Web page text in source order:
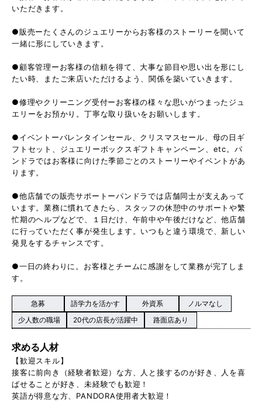
いただきます。
●販売ーたくさんのジュエリーからお客様のストーリーを聞いて
一緒に形にしていきます。
●顧客管理ーお客様の信頼を得て、大事な節目や思い出を形にし
たい時、またご来店いただけるよう、関係を築いていきます。
●修理やクリーニング受付ーお客様の様々な思いがつまったジュ
エリーをお預かり。丁寧な取り扱いをお願いします。
●イベントーバレンタインセール、クリスマスセール、母の日ギ
フトセット、ジュエリーボックスギフトキャンペーン、etc。パ
ンドラではお客様に向けた季節ごとのストーリーやイベントがあ
ります。
●他店舗での販売サポートーパンドラでは店舗同士が支えあって
います。業務に慣れてきたら、スタッフの休憩中のサポートや繁
忙期のヘルプなどで、１日だけ、午前中や午後だけなど、他店舗
に行っていただく事が発生します。いつもと違う環境で、新しい
発見をするチャンスです。
●一日の終わりに。お客様とチームに感謝をして業務が完了しま
す。
急募 語学力を活かす 外資系
ノルマなし
少人数の職場
20代の店長が活躍中 路面店あり
求める人材
【歓迎スキル】
接客に前向き（経験者歓迎）な方、人と接するのが好き、人を喜
ばせることが好き、未経験でも歓迎！
英語が得意な方、PANDORA使用者大歓迎！